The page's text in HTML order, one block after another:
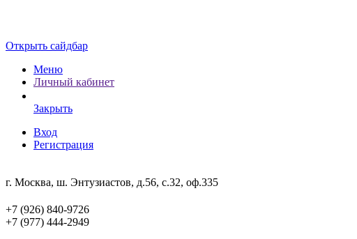
Открыть сайдбар
Меню
Личный кабинет
Закрыть
Вход
Регистрация
г. Москва, ш. Энтузиастов, д.56, с.32, оф.335
+7 (926) 840-9726
+7 (977) 444-2949